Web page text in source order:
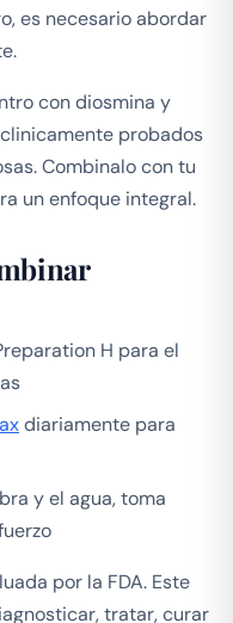
es necesario abordar
con diosmina y
probados
Combinalo con tu
un enfoque integral.
H para el
diariamente para
y el agua, toma
por la FDA. Este
tratar, curar